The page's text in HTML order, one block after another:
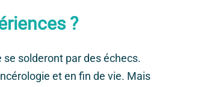
?
solderont par des échecs.
et en fin de vie. Mais